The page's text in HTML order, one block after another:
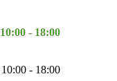
10:00 - 18:00
10:00 - 18:00